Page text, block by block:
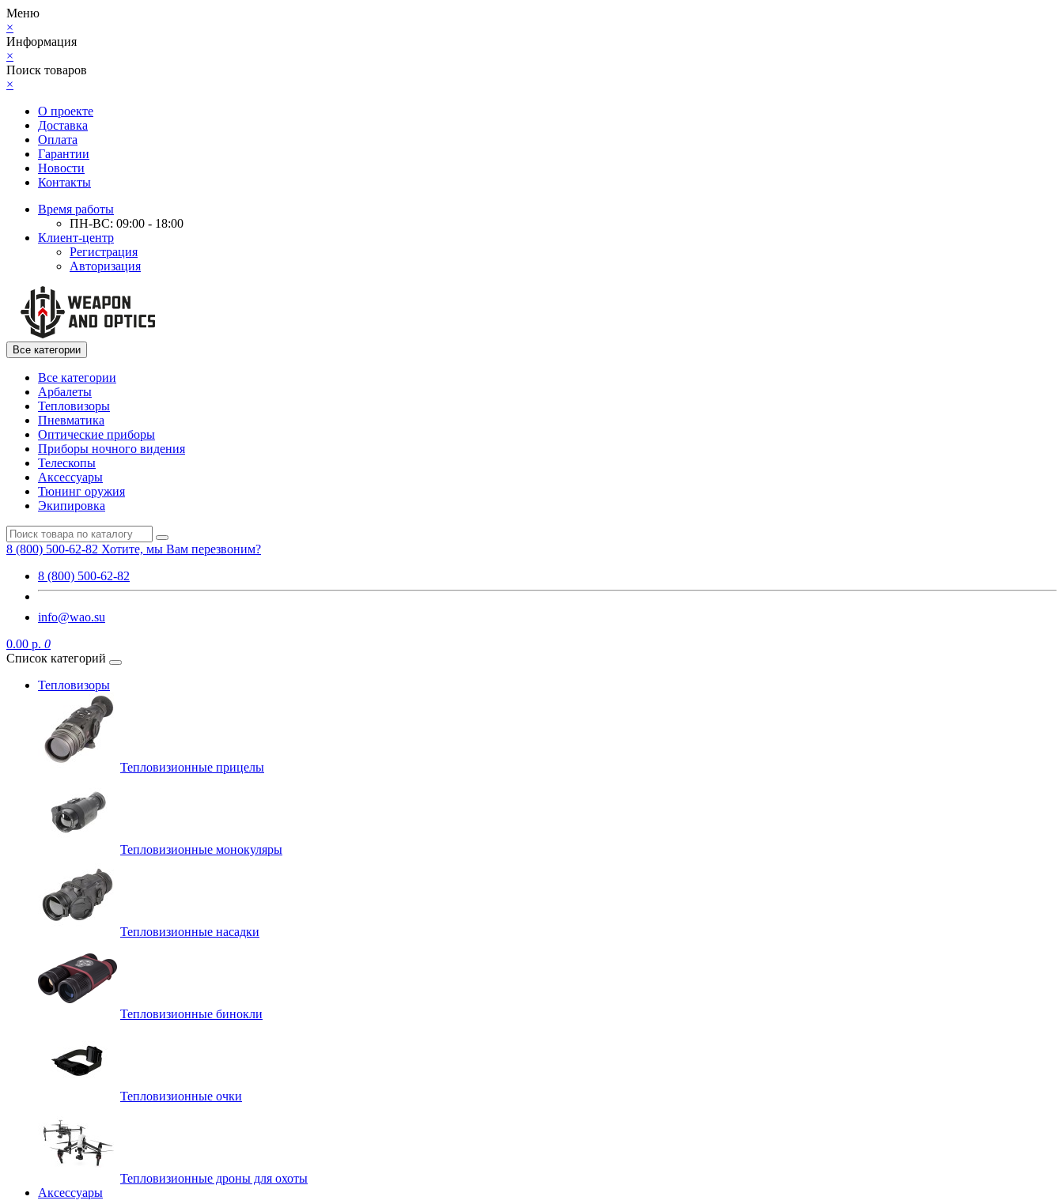
Меню
×
Информация
×
Поиск товаров
×
О проекте
Доставка
Оплата
Гарантии
Новости
Контакты
Время работы
ПН-ВС: 09:00 - 18:00
Клиент-центр
Регистрация
Авторизация
Все категории
Все категории
Арбалеты
Тепловизоры
Пневматика
Оптические приборы
Приборы ночного видения
Телескопы
Аксессуары
Тюнинг оружия
Экипировка
8 (800) 500-62-82 Хотите, мы Вам перезвоним?
8 (800) 500-62-82
info@wao.su
0.00 р. 0
Список категорий
Тепловизоры
Тепловизионные прицелы
Тепловизионные монокуляры
Тепловизионные насадки
Тепловизионные бинокли
Тепловизионные очки
Тепловизионные дроны для охоты
Аксессуары